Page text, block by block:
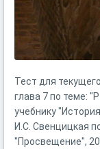
Тест для
глава 7 по теме:
учебнику
И.С. Свенцицкая
"Просвещение",